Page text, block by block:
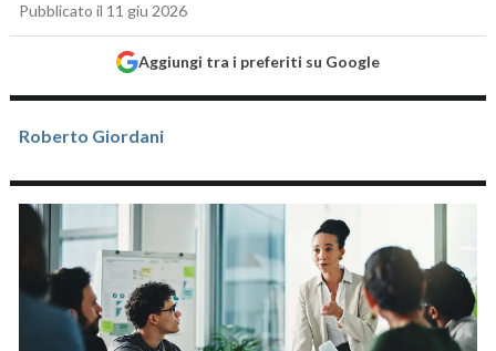
Pubblicato il 11 giu 2026
Aggiungi tra i preferiti su Google
Roberto Giordani